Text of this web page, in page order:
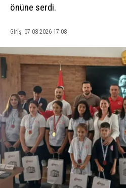
önüne serdi.
Giriş: 07-08-2026 17:08